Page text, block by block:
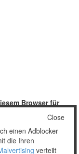
Browser für
Close
einen Adblocker
die Ihren
verteilt